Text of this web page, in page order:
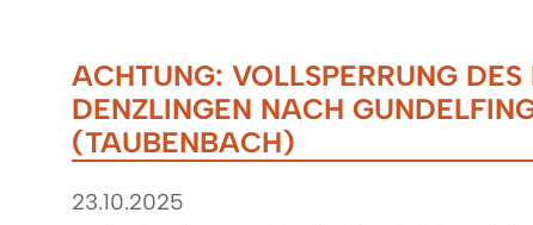
ACHTUNG: VOLLSPERRUNG
DENZLINGEN NACH
(TAUBENBACH)
23.10.2025